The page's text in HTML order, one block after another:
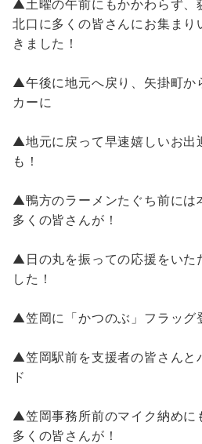
▲土曜の午前にもかかわらず、
北口に多くの皆さんにお集まり
きました！
▲午後に地元へ戻り、矢掛町か
カーに
▲地元に戻って早速嬉しいお出
も！
▲鴨方のラーメンたぐち前には
多くの皆さんが！
▲日の丸を振っての応援をいた
した！
▲笠岡に「かつのぶ」フラッグ
▲笠岡駅前を支援者の皆さんと
ド
▲笠岡事務所前のマイク納めに
多くの皆さんが！